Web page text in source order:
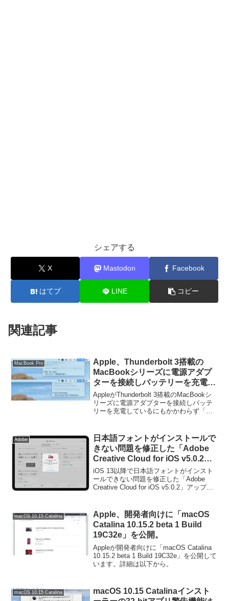
シェアする
X Mastodon Facebook
はてブ LINE コピー
関連記事
MacBook Pro
Apple、Thunderbolt 3搭載の
MacBookシリーズに電源アダプ
ターを接続しバッテリーを充電し
ているにもかかわらず「バッテリ
ーは充電できません」と表示され
る現象について説明。
AppleがThunderbolt 3搭載のMacBookシ
リーズに電源アダプターを接続しバッテ
リーを充電しているにもかかわらず「バ
以下から。
Adobe
日本語フォントがインストールで
きない問題を修正した「Adobe
Creative Cloud for iOS v5.0.2」
アップデートがリリース。
iOS 13以降で日本語フォントがインスト
ールできない問題を修正した「Adobe
Creative Cloud for iOS v5.0.2」アップデ
macOS 10.15 Catalina
Apple、開発者向けに「macOS
Catalina 10.15.2 beta 1 Build
19C32e」を公開。
Appleが開発者向けに「macOS Catalina
10.15.2 beta 1 Build 19C32e」を公開して
います。詳細は以下から。
macOS 10.15 Catalina
macOS 10.15 Catalinaインスト